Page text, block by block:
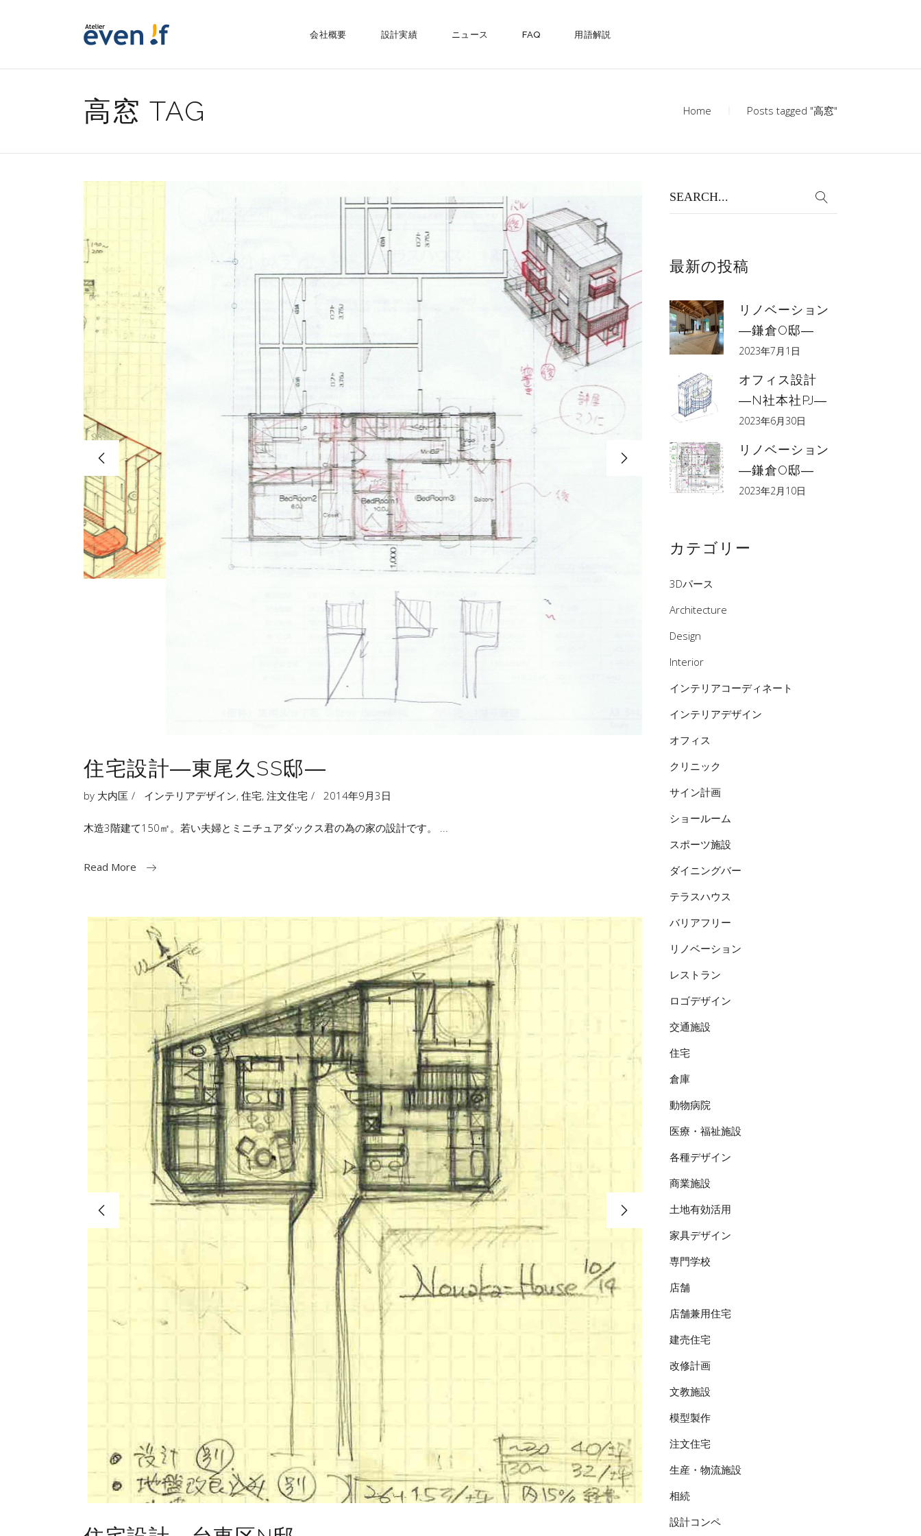
会社概要 設計実績 ニュース FAQ 用語解説
高窓 TAG Home Posts tagged "高窓"
住宅設計―東尾久SS邸―
by 大内匡 インテリアデザイン, 住宅, 注文住宅 2014年9月3日
木造3階建て150㎡。若い夫婦とミニチュアダックス君の為の家の設計です。
Read More
最新の投稿
リノベーション
―鎌倉O邸―
2023年7月1日
オフィス設計
―N社本社PJ―
2023年6月30日
リノベーション
―鎌倉O邸―
2023年2月10日
カテゴリー
3Dパース
Architecture
Design
Interior
インテリアコーディネート
インテリアデザイン
オフィス
クリニック
サイン計画
ショールーム
スポーツ施設
ダイニングバー
テラスハウス
バリアフリー
リノベーション
レストラン
ロゴデザイン
交通施設
住宅
倉庫
動物病院
医療・福祉施設
各種デザイン
商業施設
土地有効活用
家具デザイン
専門学校
店舗
店舗兼用住宅
建売住宅
改修計画
文教施設
模型製作
注文住宅
生産・物流施設
相続
設計コンペ